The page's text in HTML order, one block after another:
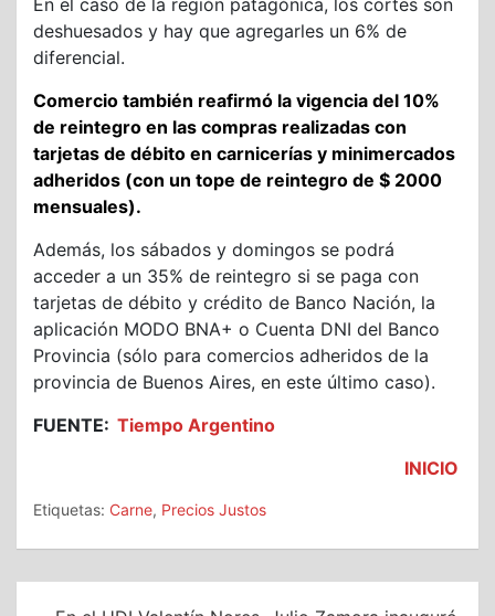
En el caso de la región patagónica, los cortes son
deshuesados y hay que agregarles un 6% de
diferencial.
Comercio también reafirmó la vigencia del 10%
de reintegro en las compras realizadas con
tarjetas de débito en carnicerías y minimercados
adheridos (con un tope de reintegro de $ 2000
mensuales).
Además, los sábados y domingos se podrá
acceder a un 35% de reintegro si se paga con
tarjetas de débito y crédito de Banco Nación, la
aplicación MODO BNA+ o Cuenta DNI del Banco
Provincia (sólo para comercios adheridos de la
provincia de Buenos Aires, en este último caso).
FUENTE: Tiempo Argentino
INICIO
Etiquetas: Carne, Precios Justos
Navegación